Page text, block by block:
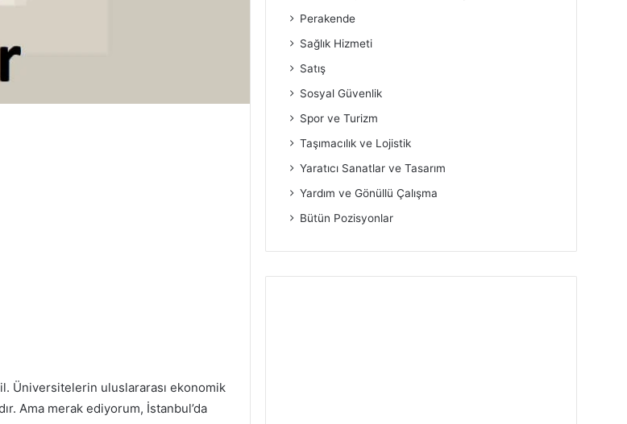
Üniversitelerin uluslararası ekonomik
Ama merak ediyorum, İstanbul’da
Perakende
Sağlık Hizmeti
Satış
Sosyal Güvenlik
Spor ve Turizm
Taşımacılık ve Lojistik
Yaratıcı Sanatlar ve Tasarım
Yardım ve Gönüllü Çalışma
Bütün Pozisyonlar